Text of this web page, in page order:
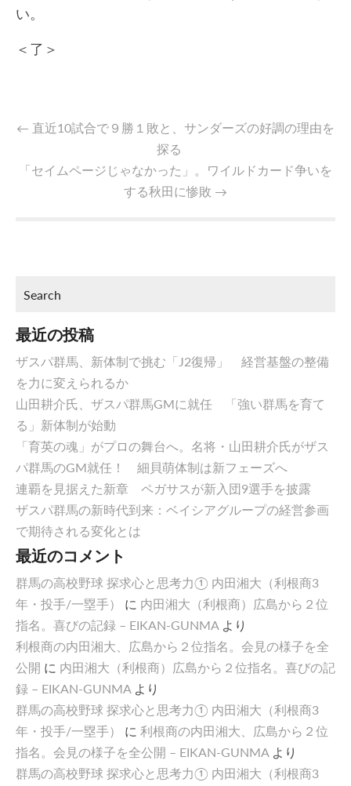
い。
＜了＞
← 直近10試合で９勝１敗と、サンダーズの好調の理由を
探る
「セイムページじゃなかった」。ワイルドカード争いを
する秋田に惨敗 →
最近の投稿
ザスパ群馬、新体制で挑む「J2復帰」 経営基盤の整備
を力に変えられるか
山田耕介氏、ザスパ群馬GMに就任 「強い群馬を育て
る」新体制が始動
「育英の魂」がプロの舞台へ。名将・山田耕介氏がザス
パ群馬のGM就任！ 細貝萌体制は新フェーズへ
連覇を見据えた新章 ペガサスが新入団9選手を披露
ザスパ群馬の新時代到来：ベイシアグループの経営参画
で期待される変化とは
最近のコメント
群馬の高校野球 探求心と思考力① 内田湘大（利根商3
年・投手/一塁手）
に 内田湘大（利根商）広島から２位
指名。喜びの記録 – EIKAN-GUNMA より
利根商の内田湘大、広島から２位指名。会見の様子を全
公開 に 内田湘大（利根商）広島から２位指名。喜びの記
録 – EIKAN-GUNMA より
群馬の高校野球 探求心と思考力① 内田湘大（利根商3
年・投手/一塁手）
に 利根商の内田湘大、広島から２位
指名。会見の様子を全公開 – EIKAN-GUNMA より
群馬の高校野球 探求心と思考力① 内田湘大（利根商3